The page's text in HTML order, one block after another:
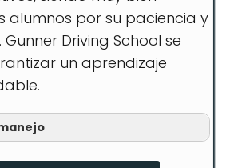
alumnos por su paciencia y
Driving School se
un aprendizaje